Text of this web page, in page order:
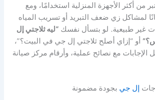
من أكثر الأجهزة المنزلية استخدامًا، ومع
لمشاكل زي ضعف التبريد أو تسريب المياه
غير طبيعية. لو بتسأل نفسك“ليه ثلاجتي إل
أو “إزاي أصلح ثلاجتي إل جي في البيت؟”،
الإجابات مع نصائح عملية، وأرقام مركز صيانة
إل جي بجودة مضمونة